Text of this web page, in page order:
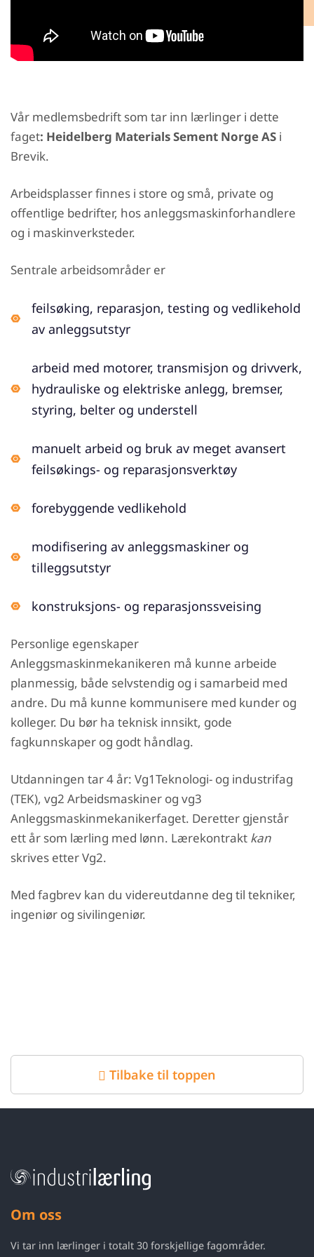
Vår medlemsbedrift som tar inn lærlinger i dette
faget: Heidelberg Materials Sement Norge AS i
Brevik.
Arbeidsplasser finnes i store og små, private og
offentlige bedrifter, hos anleggsmaskinforhandlere
og i maskinverksteder.
Sentrale arbeidsområder er
feilsøking, reparasjon, testing og vedlikehold
av anleggsutstyr
arbeid med motorer, transmisjon og drivverk,
hydrauliske og elektriske anlegg, bremser,
styring, belter og understell
manuelt arbeid og bruk av meget avansert
feilsøkings- og reparasjonsverktøy
forebyggende vedlikehold
modifisering av anleggsmaskiner og
tilleggsutstyr
konstruksjons- og reparasjonssveising
Personlige egenskaper
Anleggsmaskinmekanikeren må kunne arbeide
planmessig, både selvstendig og i samarbeid med
andre. Du må kunne kommunisere med kunder og
kolleger. Du bør ha teknisk innsikt, gode
fagkunnskaper og godt håndlag.
Utdanningen tar 4 år: Vg1Teknologi- og industrifag
(TEK), vg2 Arbeidsmaskiner og vg3
Anleggsmaskinmekanikerfaget. Deretter gjenstår
ett år som lærling med lønn. Lærekontrakt kan
skrives etter Vg2.
Med fagbrev kan du videreutdanne deg til tekniker,
ingeniør og sivilingeniør.
Tilbake til toppen
Om oss
Vi tar inn lærlinger i totalt 30 forskjellige fagområder.